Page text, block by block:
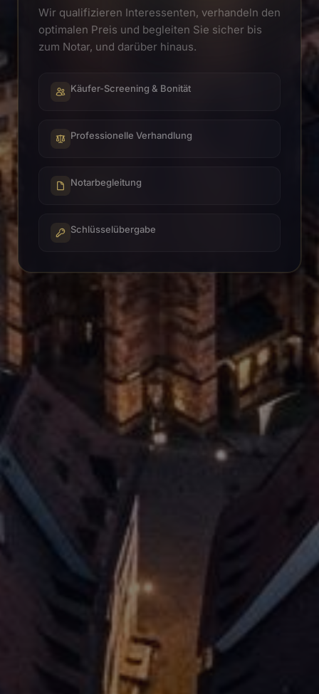
Wir qualifizieren Interessenten, verhandeln den
optimalen Preis und begleiten Sie sicher bis
zum Notar, und darüber hinaus.
Käufer-Screening & Bonität
Professionelle Verhandlung
Notarbegleitung
Schlüsselübergabe